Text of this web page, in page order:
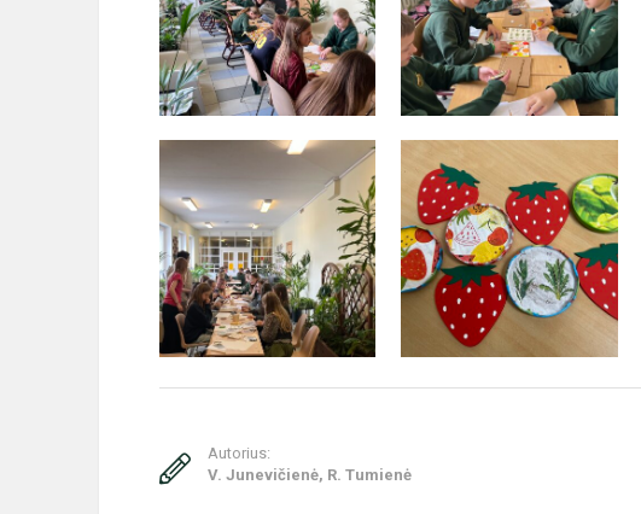
Autorius:
V. Junevičienė, R. Tumienė